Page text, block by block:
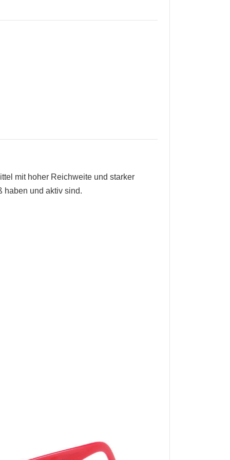
mit hoher Reichweite und starker
haben und aktiv sind.